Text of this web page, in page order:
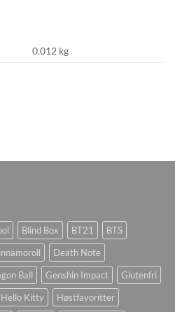
0.012 kg
Blind Box BT21
BTS
Death Note
Ball Genshin Impact
Glutenfri
Hello Kitty
Høstfavoritter